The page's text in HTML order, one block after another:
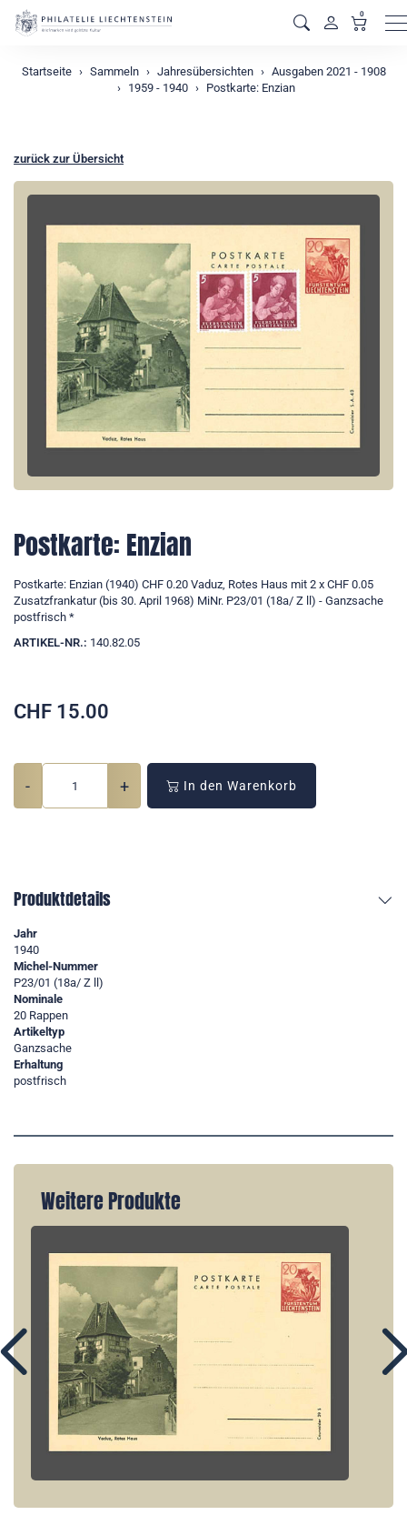
0
Startseite Sammeln Jahresübersichten
Ausgaben 2021 - 1908
1959 - 1940
Postkarte: Enzian
zurück zur Übersicht
Postkarte: Enzian
Postkarte: Enzian (1940) CHF 0.20 Vaduz, Rotes Haus mit 2 x CHF 0.05
Zusatzfrankatur (bis 30. April 1968) MiNr. P23/01 (18a/ Z ll) - Ganzsache
postfrisch *
ARTIKEL-NR.: 140.82.05
CHF 15.00
- + In den Warenkorb
Produktdetails
Jahr
1940
Michel-Nummer
P23/01 (18a/ Z ll)
Nominale
20 Rappen
Artikeltyp
Ganzsache
Erhaltung
postfrisch
Weitere Produkte